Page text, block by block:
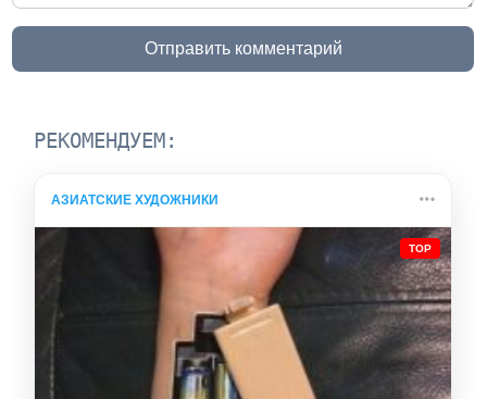
Отправить комментарий
РЕКОМЕНДУЕМ:
АЗИАТСКИЕ ХУДОЖНИКИ
TOP